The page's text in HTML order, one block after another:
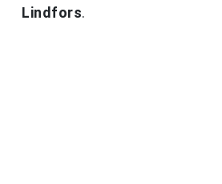
Lindfors.